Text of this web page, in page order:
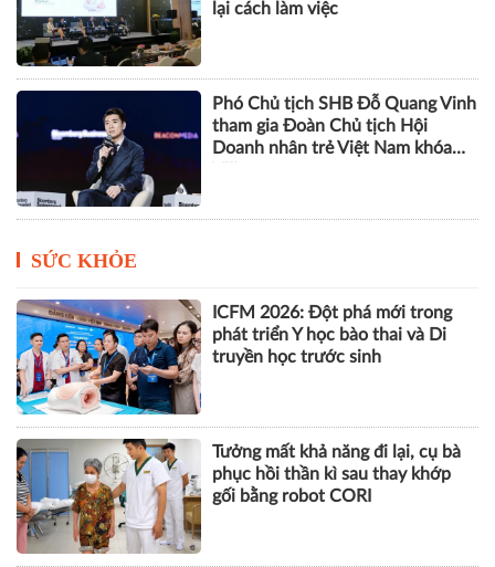
Eximbank
CEO 5S Media: AI chỉ tạo ra tăng
trưởng khi doanh nghiệp thiết kế
lại cách làm việc
VIII
SỨC KHỎE
ICFM 2026: Đột phá mới trong
phát triển Y học bào thai và Di
truyền học trước sinh